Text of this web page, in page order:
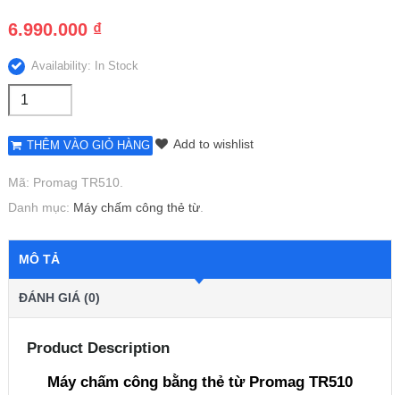
6.990.000 ₫
Availability: In Stock
THÊM VÀO GIỎ HÀNG Add to wishlist
Mã: Promag TR510
Danh mục: Máy chấm công thẻ từ
MÔ TẢ
ĐÁNH GIÁ (0)
Product Description
Máy chấm công bằng thẻ từ Promag TR510